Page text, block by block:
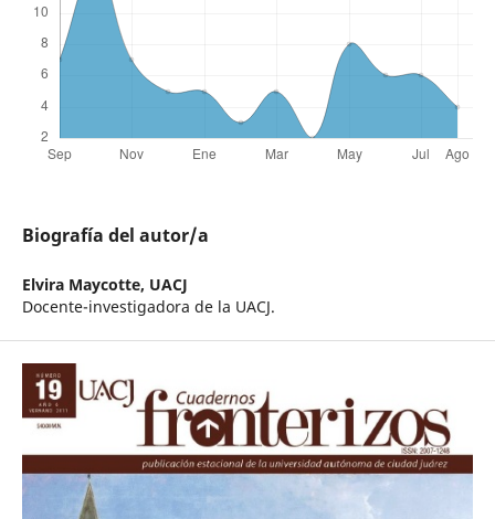
Biografía del autor/a
Elvira Maycotte, UACJ
Docente-investigadora de la UACJ.